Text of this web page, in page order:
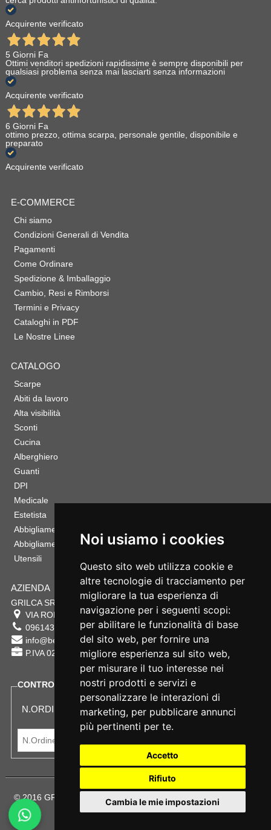
Noi usiamo i cookies
Questo sito web utilizza cookie e
altre tecnologie di tracciamento per
migliorare la tua esperienza di
navigazione per i seguenti scopi:
per abilitare le funzionalità di base
del sito web, per fornire una
migliore esperienza sul sito web,
per misurare il tuo interesse nei
nostri prodotti e servizi e
personalizzare le interazioni di
marketing, per pubblicare annunci
più pertinenti per te.
Accetto
Rifiuto
Cambia le mie impostazioni
Acquirente verificato
5 Giorni Fa
Ottimi venditori spedizioni rapidissime è sempre disponibili per
qualsiasi problema senza mai lasciarti senza informazioni
Acquirente verificato
6 Giorni Fa
ottimo prezzo, ottima scarpa, personale gentile, disponibile e
preparato
Acquirente verificato
E-COMMERCE
Chi siamo
Condizioni Generali di Vendita
Pagamenti
Come Ordinare
Spedizione & Imballaggio
Cambio, Resi e Rimborsi
Termini e Privacy
Cataloghi in PDF
Le Nostre Linee
CATALOGO
Scarpe
Abiti da lavoro
Alta visibilità
Sconti
Cucina
Alberghiero
Guanti
DPI
Medicale
Estetista
Abbigliamento Sportivo
Abbigliamento Bambino
Utensili
AZIENDA
GRILCA SRL
VIA ROMA 180 88054 SERSALE CZ
0961432177
info@bestsafety.it
P.IVA 02342180797
CONTROLLA LO STATO DEL TUO ORDINE
N.ORDINE:
© 2016 GRILCA SRL Sede Legale: VIA ROMA 180 - SERSALE -
88054